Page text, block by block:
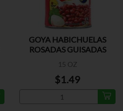
GOYA HABICHUELAS
ROSADAS GUISADAS
15 OZ
$1.49